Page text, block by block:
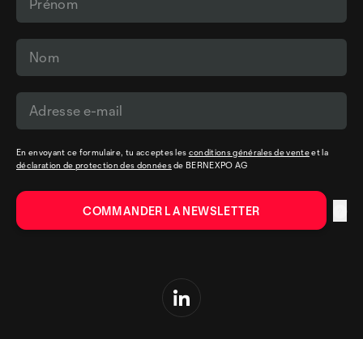
En envoyant ce formulaire, tu acceptes les conditions générales de venteet la
déclaration de protection des donnéesde BERNEXPO AG